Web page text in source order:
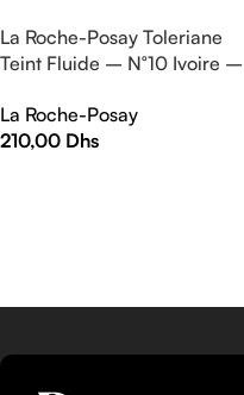
La Roche-Posay Toleriane
Teint Fluide – N°10 Ivoire –
La Roche-Posay
210,00 Dhs